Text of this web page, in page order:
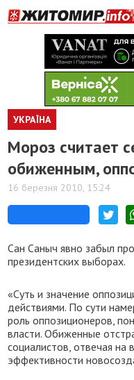
УКРАЇНА
Мороз считает
обиженным,
16 березня 2010, 15:24
Сан Саныч явно забыл
президентских выборах.
«Суть и значение
действиями. По сути
роль оппозиционеров,
власти. Обиженные
социалистов, отвечая на
эффективности